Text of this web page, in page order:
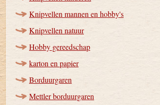
Knipvellen mannen en hobby's
Knipvellen natuur
Hobby gereedschap
karton en papier
Borduurgaren
Mettler borduurgaren